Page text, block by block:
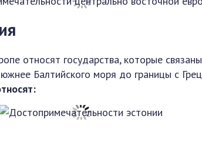
относят государства, которые
Балтийского моря до границы с